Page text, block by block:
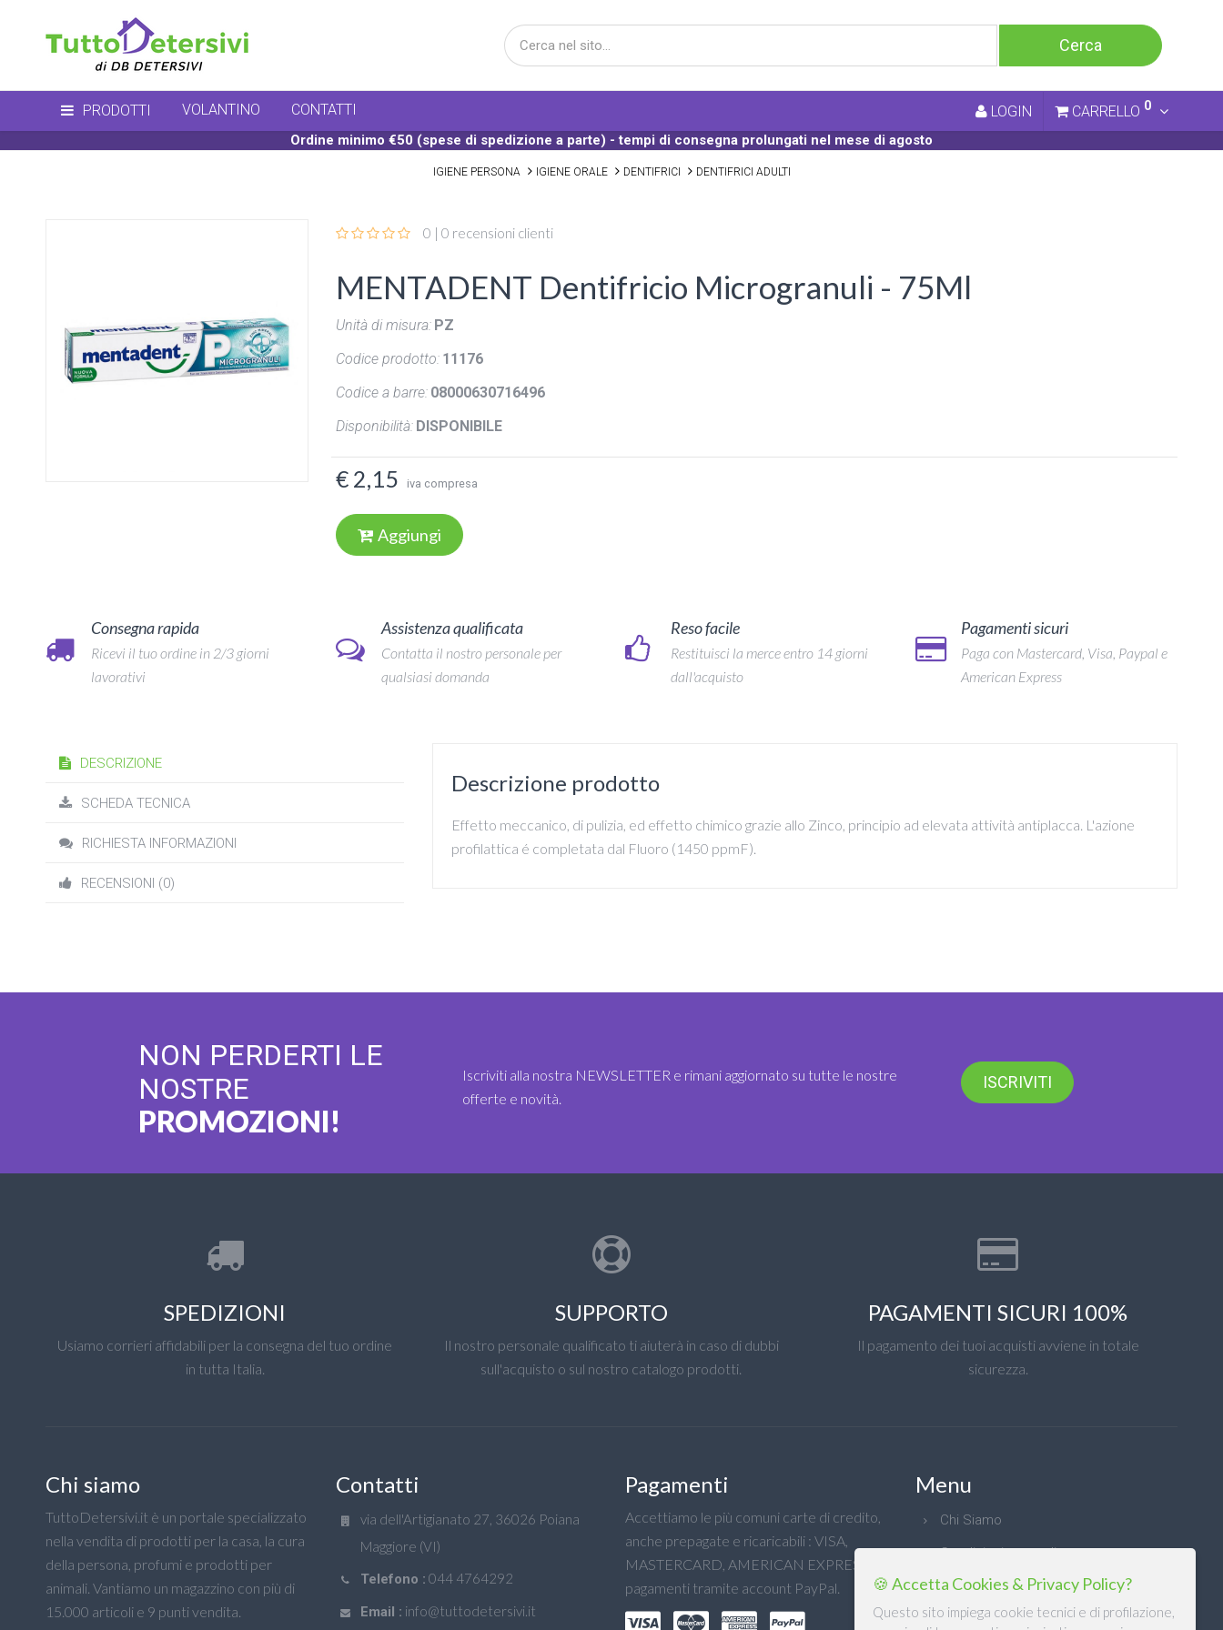
PRODOTTI VOLANTINO CONTATTI LOGIN CARRELLO 0
Ordine minimo €50 (spese di spedizione a parte) - tempi di consegna prolungati nel mese di agosto
IGIENE PERSONA IGIENE ORALE DENTIFRICI DENTIFRICI ADULTI
0 | 0 recensioni clienti
MENTADENT Dentifricio Microgranuli - 75Ml
Unità di misura: PZ
Codice prodotto: 11176
Codice a barre: 08000630716496
Disponibilità: DISPONIBILE
€ 2,15 iva compresa
Aggiungi
Consegna rapida
Ricevi il tuo ordine in 2/3 giorni
lavorativi
Assistenza qualificata
Contatta il nostro personale per
qualsiasi domanda
Reso facile
Restituisci la merce entro 14 giorni
dall'acquisto
Pagamenti sicuri
Paga con Mastercard, Visa, Paypal e
American Express
DESCRIZIONE
SCHEDA TECNICA
RICHIESTA INFORMAZIONI
RECENSIONI (0)
Descrizione prodotto
Effetto meccanico, di pulizia, ed effetto chimico grazie allo Zinco, principio ad elevata attività antiplacca. L'azione
profilattica é completata dal Fluoro (1450 ppmF).
NON PERDERTI LE
NOSTRE
PROMOZIONI!
Iscriviti alla nostra NEWSLETTER e rimani aggiornato su tutte le nostre
offerte e novità.
ISCRIVITI
SPEDIZIONI
Usiamo corrieri affidabili per la consegna del tuo ordine
in tutta Italia.
SUPPORTO
Il nostro personale qualificato ti aiuterà in caso di dubbi
sull'acquisto o sul nostro catalogo prodotti.
PAGAMENTI SICURI 100%
Il pagamento dei tuoi acquisti avviene in totale
sicurezza.
Chi siamo
TuttoDetersivi.it è un portale specializzato
nella vendita di prodotti per la casa, la cura
della persona, profumi e prodotti per
animali. Vantiamo un magazzino con più di
15.000 articoli e 9 punti vendita.
Contatti
via dell'Artigianato 27, 36026 Poiana
Maggiore (VI)
Telefono : 044 4764292
Email : info@tuttodetersivi.it
Pagamenti
Accettiamo le più comuni carte di credito,
anche prepagate e ricaricabili : VISA,
MASTERCARD, AMERICAN EXPRESS e
pagamenti tramite account PayPal.
Menu
Chi Siamo
Condizioni generali
Privacy
🍪 Accetta Cookies & Privacy Policy?
Questo sito impiega cookie tecnici e di profilazione,